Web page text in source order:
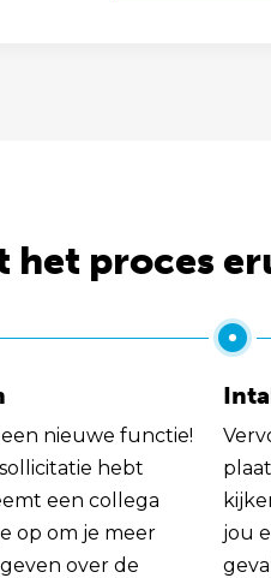
het proces
nieuwe functie!
hebt
een collega
op om je meer
over de
jou